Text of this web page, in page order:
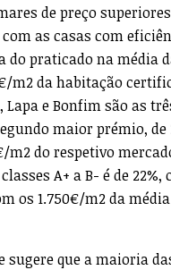
de preço
as casas com
do praticado na média
m2 da habitação
e Bonfim são as
maior prémio, de
m2 do respetivo
A+ a B- é de 22%,
os 1.750€/m2 da
sugere que a maioria